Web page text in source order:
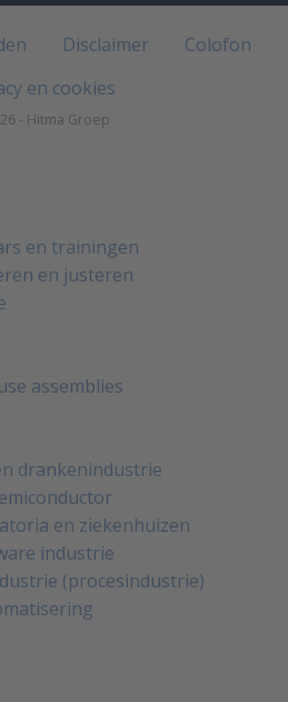
Disclaimer
Colofon
en cookies
- Hitma Groep
en trainingen
en justeren
assemblies
drankenindustrie
en ziekenhuizen
industrie
(procesindustrie)